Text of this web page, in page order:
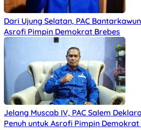
Dari Ujung Selatan, PAC
Asrofi Pimpin Demokrat Brebes
Jelang Muscab IV, PAC Salem
Penuh untuk Asrofi Pimpin Demokrat